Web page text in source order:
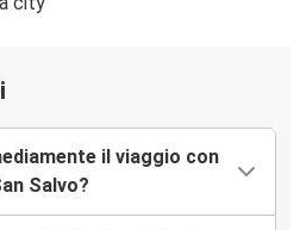
il viaggio con
Salvo?